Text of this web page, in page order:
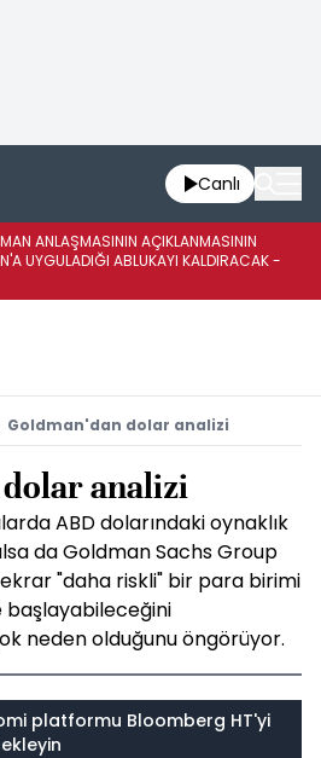
Canlı
ANLAŞMASININ AÇIKLANMASININ
UYGULADIĞI ABLUKAYI KALDIRACAK -
Goldman'dan dolar analizi
analizi
ABD dolarındaki oynaklık
da Goldman Sachs Group
"daha riskli" bir para birimi
neden olduğunu öngörüyor.
platformu Bloomberg HT'yi